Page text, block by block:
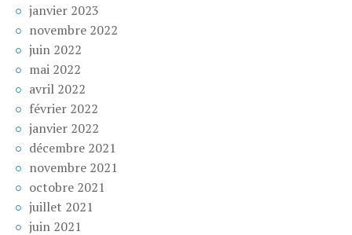
janvier 2023
novembre 2022
juin 2022
mai 2022
avril 2022
février 2022
janvier 2022
décembre 2021
novembre 2021
octobre 2021
juillet 2021
juin 2021